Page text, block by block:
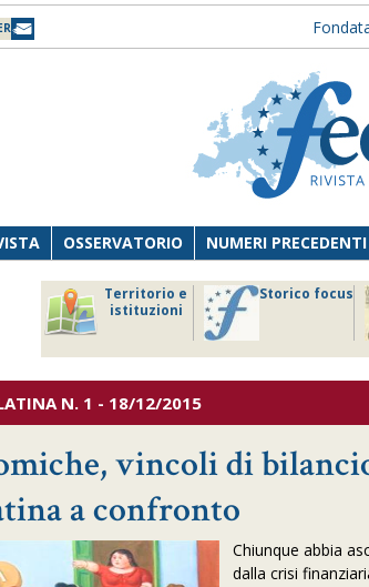
OSSERVATORIO NUMERI PRECEDENTI
Territorio e
istituzioni
Storico focus
N. 1 - 18/12/2015
vincoli di
a confronto
Chiunque abbia
dalla crisi